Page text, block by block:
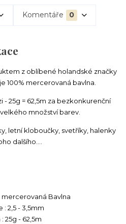
Komentáře 0
z oblíbené holandské značky
100% mercerovaná bavlna.
- 25g = 62,5m za bezkonkurenční
množství barev.
letní kloboučky, svetříky, halenky
dalšího....
mercerovaná Bavlna
: 2,5 - 3,5mm
: 25g - 62,5m